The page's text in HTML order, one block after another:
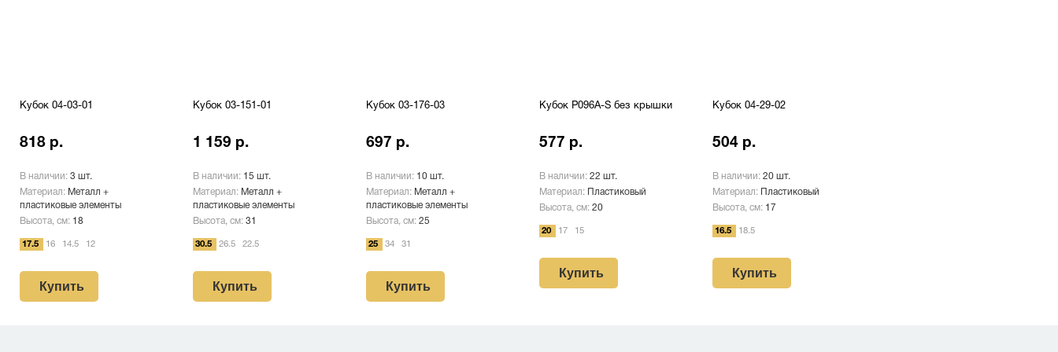
Кубок 04-03-01
818 р.
В наличии: 3 шт.
Материал: Металл +
пластиковые элементы
Высота, см: 18
17.5 16 14.5 12
Купить
Кубок 03-151-01
1 159 р.
В наличии: 15 шт.
Материал: Металл +
пластиковые элементы
Высота, см: 31
30.5 26.5 22.5
Купить
Кубок 03-176-03
697 р.
В наличии: 10 шт.
Материал: Металл +
пластиковые элементы
Высота, см: 25
25 34 31
Купить
Кубок P096A-S без крышки
577 р.
В наличии: 22 шт.
Материал:
Пластиковый
Высота, см: 20
20 17 15
Купить
Кубок 04-29-02
504 р.
В наличии: 20 шт.
Материал:
Пластиковый
Высота, см: 17
16.5 18.5
Купить